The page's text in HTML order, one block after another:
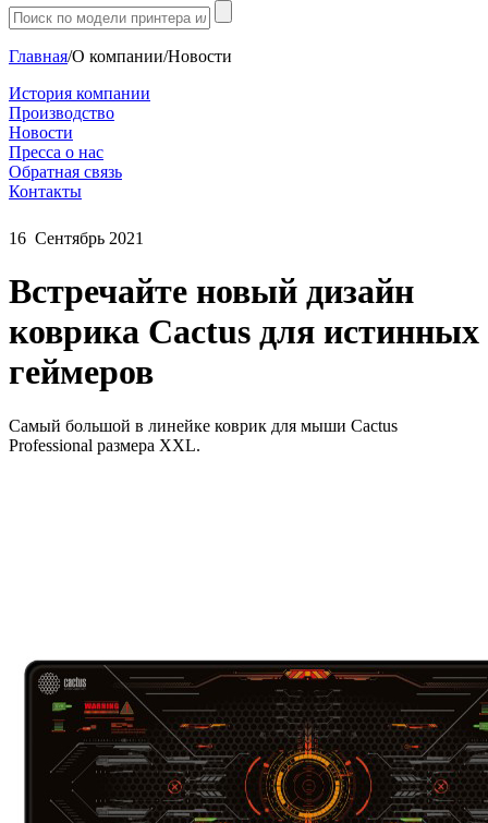
Главная/О компании/Новости
История компании
Производство
Новости
Пресса о нас
Обратная связь
Контакты
16 Сентябрь 2021
Встречайте новый дизайн
коврика Cactus для истинных
геймеров
Самый большой в линейке коврик для мыши Cactus
Professional размера XXL.